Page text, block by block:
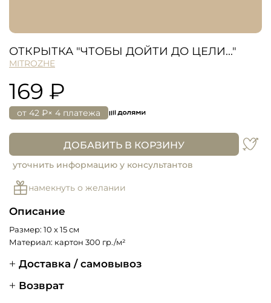
ОТКРЫТКА "ЧТОБЫ ДОЙТИ ДО ЦЕЛИ..."
MITROZHE
169 ₽
от 42 ₽× 4 платежа
ДОБАВИТЬ В КОРЗИНУ
уточнить информацию у консультантов
намекнуть о желании
Описание
Размер: 10 х 15 см
Материал: картон 300 гр./м²
Доставка / самовывоз
Возврат